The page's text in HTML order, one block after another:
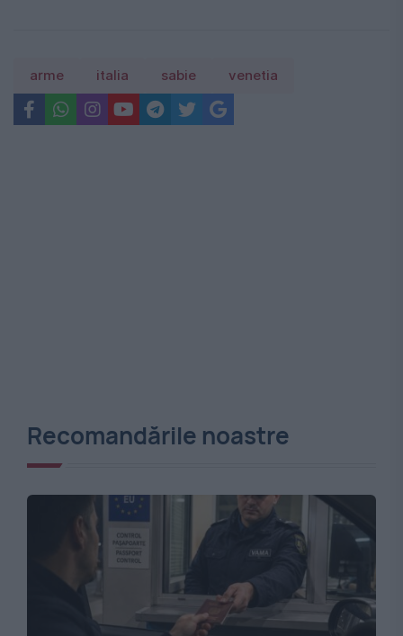
arme italia sabie venetia
Recomandările noastre